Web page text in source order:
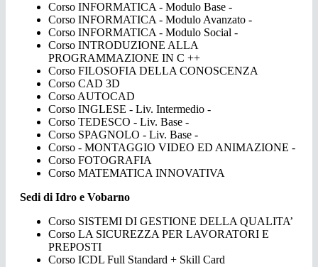
Corso INFORMATICA - Modulo Base -
Corso INFORMATICA - Modulo Avanzato -
Corso INFORMATICA - Modulo Social -
Corso INTRODUZIONE ALLA
PROGRAMMAZIONE IN C ++
Corso FILOSOFIA DELLA CONOSCENZA
Corso CAD 3D
Corso AUTOCAD
Corso INGLESE - Liv. Intermedio -
Corso TEDESCO - Liv. Base -
Corso SPAGNOLO - Liv. Base -
Corso - MONTAGGIO VIDEO ED ANIMAZIONE -
Corso FOTOGRAFIA
Corso MATEMATICA INNOVATIVA
Sedi di Idro e Vobarno
Corso SISTEMI DI GESTIONE DELLA QUALITA’
Corso LA SICUREZZA PER LAVORATORI E
PREPOSTI
Corso ICDL Full Standard + Skill Card